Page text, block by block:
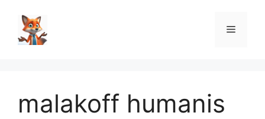
contenu
Menu
malakoff humanis